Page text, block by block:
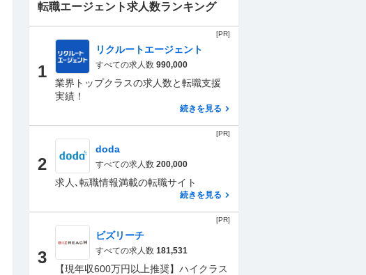
転職エージェント求人数ランキング
[PR]
1
リクルートエージェント
すべての求人数 990,000
業界トップクラスの求人数と転職支援
実績！
続きを見る
[PR]
2
doda
すべての求人数 200,000
求人､転職情報満載の転職サイト
続きを見る
[PR]
3
ビズリーチ
すべての求人数 181,531
【現年収600万円以上推奨】ハイクラス